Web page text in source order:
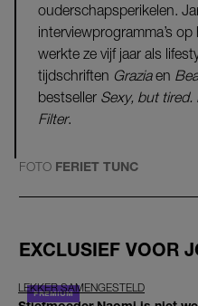
ouderschapsperikelen.
interviewprogramma’s
werkte ze vijf jaar als
tijdschriften Graziaen
bestseller Sexy, but tired.
Filter.
FOTO FERIET TUNC
EXCLUSIEF VOOR
LEKKER SAMENGESTELD